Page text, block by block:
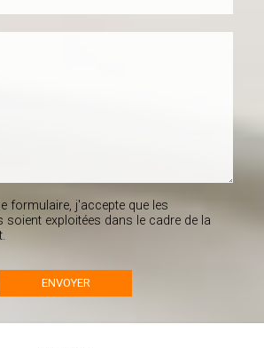
formulaire, j'accepte que les
exploitées dans le cadre de la